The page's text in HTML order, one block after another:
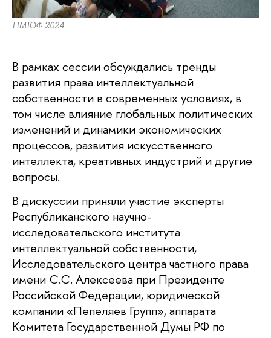
ПМЮФ 2024
В рамках сессии обсуждались тренды
развития права интеллектуальной
собственности в современных условиях, в
том числе влияние глобальных политических
изменений и динамики экономических
процессов, развития искусственного
интеллекта, креативных индустрий и другие
вопросы.
В дискуссии приняли участие эксперты
Республиканского научно-
исследовательского института
интеллектуальной собственности,
Исследовательского центра частного права
имени С.С. Алексеева при Президенте
Российской Федерации, юридической
компании «Пепеляев Групп», аппарата
Комитета Государственной Думы РФ по